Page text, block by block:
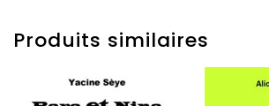
Produits similaires